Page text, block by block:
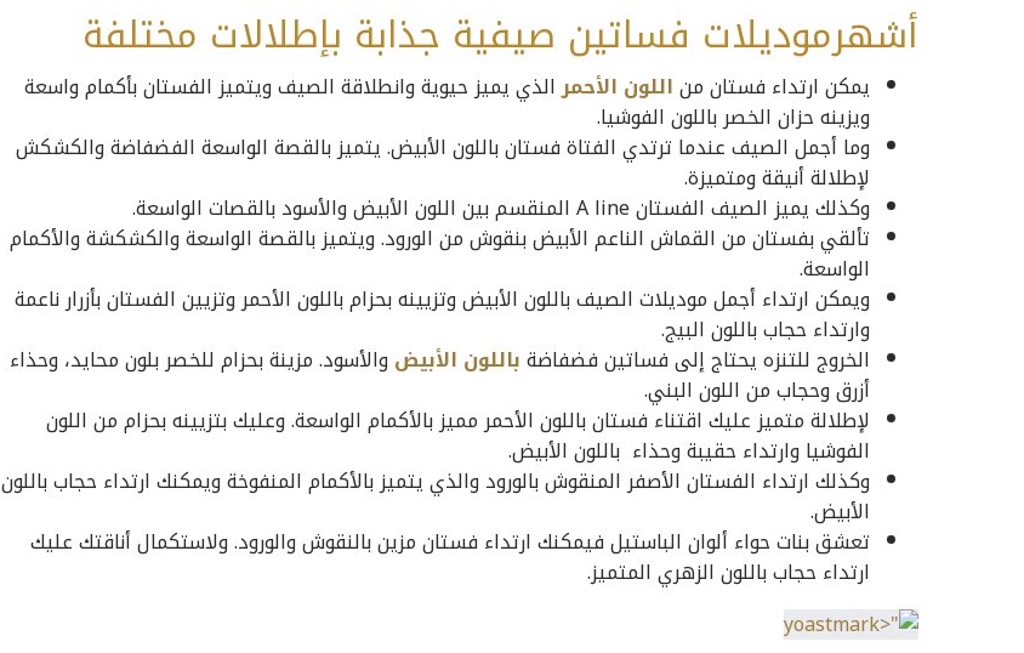
أشهرموديلات فساتين صيفية جذابة بإطلالات مختلفة
يمكن ارتداء فستان مناللون الأحمرالذي يميز حيوية وانطلاقة الصيف ويتميز الفستان بأكمام واسعة
ويزينه حزان الخصر باللون الفوشيا.
وما أجمل الصيف عندما ترتدي الفتاة فستان باللون الأبيض. يتميز بالقصة الواسعة الفضفاضة والكشكش
لإطلالة أنيقة ومتميزة.
وكذلك يميز الصيف الفستان A line المنقسم بين اللون الأبيض والأسود بالقصات الواسعة.
تألقي بفستان من القماش الناعم الأبيض بنقوش من الورود. ويتميز بالقصة الواسعة والكشكشة والأكمام
الواسعة.
ويمكن ارتداء أجمل موديلات الصيف باللون الأبيض وتزيينه بحزام باللون الأحمر وتزيين الفستان بأزرار ناعمة
وارتداء حجاب باللون البيج.
الخروج للتنزه يحتاج إلى فساتين فضفاضةباللون الأبيض والأسود. مزينة بحزام للخصر بلون محايد، وحذاء
أزرق وحجاب من اللون البني.
لإطلالة متميز عليك اقتناء فستان باللون الأحمر مميز بالأكمام الواسعة. وعليك بتزيينه بحزام من اللون
الفوشيا وارتداء حقيبة وحذاء باللون الأبيض.
وكذلك ارتداء الفستان الأصفر المنقوش بالورود والذي يتميز بالأكمام المنفوخة ويمكنك ارتداء حجاب باللون
الأبيض.
تعشق بنات حواء ألوان الباستيل فيمكنك ارتداء فستان مزين بالنقوش والورود. ولاستكمال أناقتك عليك
ارتداء حجاب باللون الزهري المتميز.